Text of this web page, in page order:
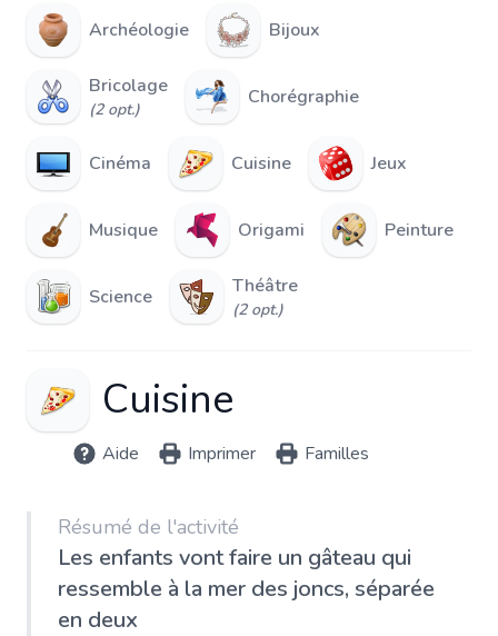
Archéologie Bijoux
Bricolage
(2 opt.)
Chorégraphie
Cinéma Cuisine Jeux
Musique Origami Peinture
Science Théâtre
(2 opt.)
Cuisine
Aide Imprimer Familles
Résumé de l'activité
Les enfants vont faire un gâteau qui
ressemble à la mer des joncs, séparée
en deux